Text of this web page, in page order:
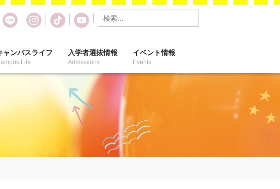
ャンパスライフ
Life
入学者選抜情報
Admissions
イベント情報
Events